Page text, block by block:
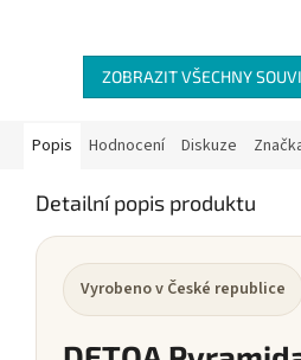
ZOBRAZIT VŠECHNY
Popis Hodnocení Diskuze
Detailní popis produktu
Vyrobeno v České republice